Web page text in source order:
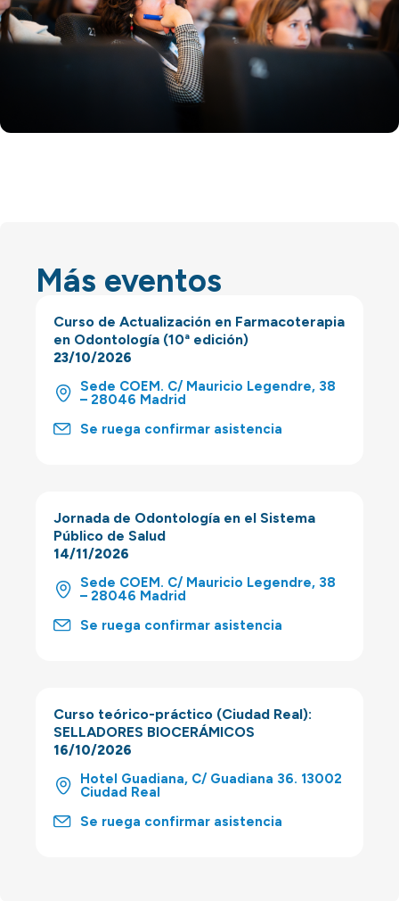
Más eventos
Curso de Actualización en Farmacoterapia
en Odontología (10ª edición)
23/10/2026
Sede COEM. C/ Mauricio Legendre, 38
– 28046 Madrid
Se ruega confirmar asistencia
Jornada de Odontología en el Sistema
Público de Salud
14/11/2026
Sede COEM. C/ Mauricio Legendre, 38
– 28046 Madrid
Se ruega confirmar asistencia
Curso teórico-práctico (Ciudad Real):
SELLADORES BIOCERÁMICOS
16/10/2026
Hotel Guadiana, C/ Guadiana 36. 13002
Ciudad Real
Se ruega confirmar asistencia